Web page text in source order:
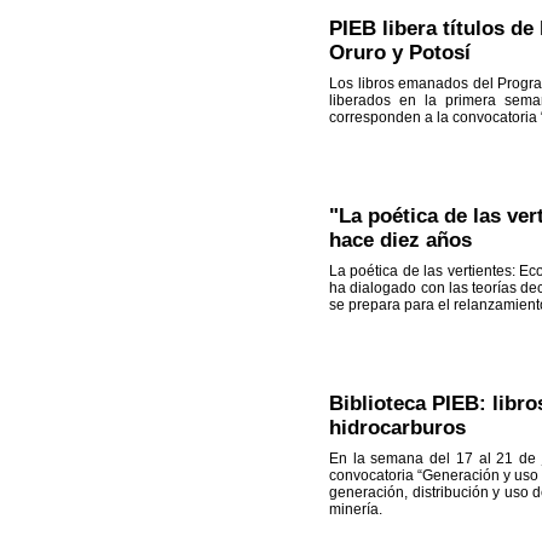
PIEB libera títulos de
Oruro y Potosí
Los libros emanados del
liberados en la primera
corresponden a la convocatoria
"La poética de las
hace diez años
La poética de las vertientes:
ha dialogado con las teorías
se prepara para el
Biblioteca PIEB:
hidrocarburos
En la semana del 17 al 21
convocatoria “Generación y
generación, distribución y uso
minería.